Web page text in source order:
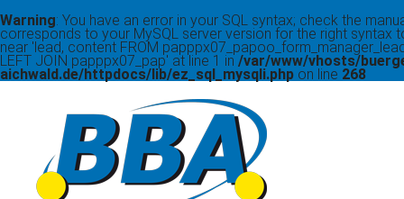
Warning: You have an error in your SQL syntax; check the
corresponds to your MySQL server version for the right syntax
near 'lead, content FROM
LEFT JOIN papppx07_pap' at line 1 in /var/www/vhosts/
aichwald.de/httpdocs/lib/ez_sql_mysqli.php on line 268